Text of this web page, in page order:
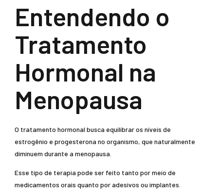
Entendendo o
Tratamento
Hormonal na
Menopausa
O tratamento hormonal busca equilibrar os níveis de
estrogênio e progesterona no organismo, que naturalmente
diminuem durante a menopausa.
Esse tipo de terapia pode ser feito tanto por meio de
medicamentos orais quanto por adesivos ou implantes.